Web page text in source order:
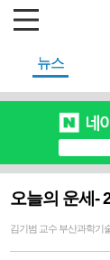
뉴스
오늘의 운세-
김기범 교수 부산과학기